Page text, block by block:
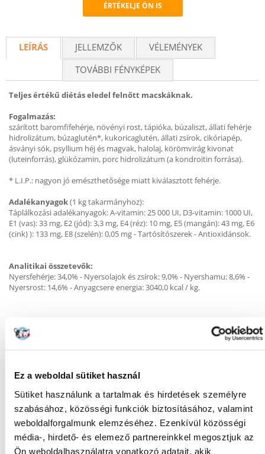
Ez a weboldal sütiket használ
Sütiket használunk a tartalmak és hirdetések személyre
szabásához, közösségi funkciók biztosításához, valamint
weboldalforgalmunk elemzéséhez. Ezenkívül közösségi
média-, hirdető- és elemező partnereinkkel megosztjuk az
Ön weboldalhasználatra vonatkozó adatait, akik
Recommend
ÉRTÉKELJE ÖN IS
LEÍRÁS JELLEMZŐK
VÉLEMÉNYEK
TOVÁBBI FÉNYKÉPEK
Teljes értékű diétás eledel felnőtt macskáknak.
Fogalmazás:
szárított baromfifehérje, növényi rost, tápióka, búzaliszt, állati fehérje
hidrolizátum, búzaglutén*, kukoricaglutén, állati zsírok, cikóriapép,
ásványi sók, psyllium héj és magvak, halolaj, körömvirág kivonat
(luteinforrás), glükózamin, porc hidrolizátum (a kondroitin forrása).
* L.I.P.: nagyon jó emészthetősége miatt kiválasztott fehérje.
Adalékanyagok(1 kg takarmányhoz):
Táplálkozási adalékanyagok: A-vitamin: 25 000 UI, D3-vitamin: 1000 UI,
E1 (vas): 33 mg, E2 (jód): 3,3 mg, E4 (réz): 10 mg, E5 (mangán): 43 mg, E6
(cink) ): 133 mg, E8 (szelén): 0,05 mg - Tartósítószerek - Antioxidánsok.
Analitikai összetevők:
Nyersfehérje: 34,0% - Nyersolajok és zsírok: 9,0% - Nyershamu: 8,6% -
Nyersrost: 14,6% - Anyagcsere energia: 3040,0 kcal / kg.
Gyakori Kérdések (GYIK)
MILYEN
KISÁLLATNAK:
Macska